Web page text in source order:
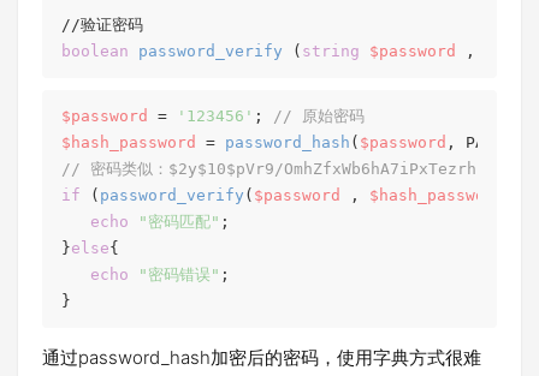
boolean
password_verify ( string $password ,
$password = '123456' ;
// 原始密码
$hash_password
= password_hash ( $password ,
// 密码类似：$2y$10$pVr9/
if ( password_verify ( $password , $hash_password
echo
"密码匹配" ;
}else{
echo
"密码错误" ;
}
通过password_hash加密后的密码，使用字典方式很难